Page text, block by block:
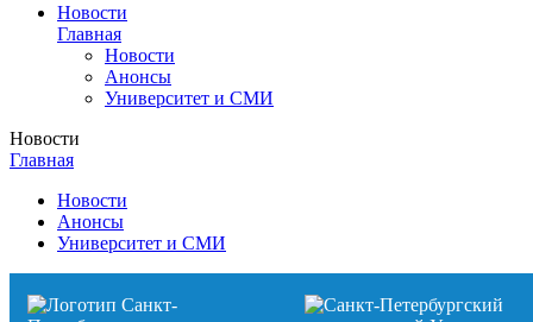
Новости
Главная
Новости
Анонсы
Университет и СМИ
Новости
Главная
Новости
Анонсы
Университет и СМИ